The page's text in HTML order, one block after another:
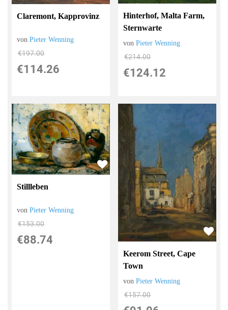
Claremont, Kapprovinz
vonPieter Wenning
€197.00
€114.26
Hinterhof, Malta Farm,
Sternwarte
vonPieter Wenning
€214.00
€124.12
Stillleben
vonPieter Wenning
€153.00
€88.74
Keerom Street, Cape
Town
vonPieter Wenning
€157.00